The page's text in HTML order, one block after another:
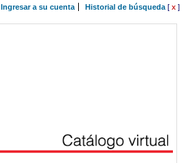
Ingresar a su cuenta Historial de búsqueda[ x ]